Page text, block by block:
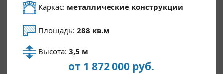
Каркас: металлические конструкции
Площадь: 288 кв.м
Высота: 3,5 м
от 1 872 000 руб.